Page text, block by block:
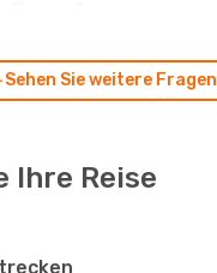
Sehen Sie weitere Fragen
Ihre Reise